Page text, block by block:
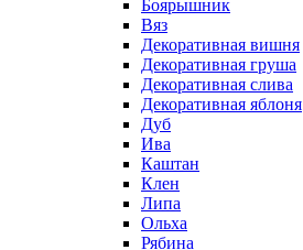
Боярышник
Вяз
Декоративная вишня
Декоративная груша
Декоративная слива
Декоративная яблоня
Дуб
Ива
Каштан
Клен
Липа
Ольха
Рябина